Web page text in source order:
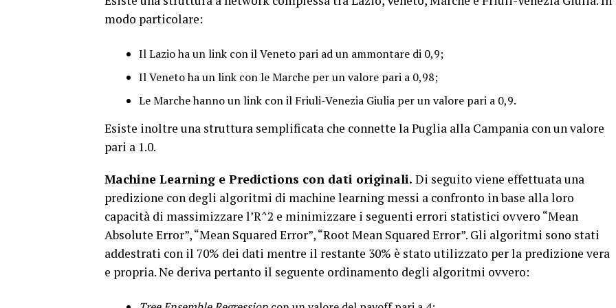
modo particolare:
Il Lazio ha un link con il Veneto pari ad un ammontare di 0,9;
Il Veneto ha un link con le Marche per un valore pari a 0,98;
Le Marche hanno un link con il Friuli-Venezia Giulia per un valore pari a 0,9.
Esiste inoltre una struttura semplificata che connette la Puglia alla Campania con un valore
pari a 1.0.
Machine Learning e Predictions con dati originali. Di seguito viene effettuata una
predizione con degli algoritmi di machine learning messi a confronto in base alla loro
capacità di massimizzare l’R^2 e minimizzare i seguenti errori statistici ovvero “Mean
Absolute Error”, “Mean Squared Error”, “Root Mean Squared Error”. Gli algoritmi sono stati
addestrati con il 70% dei dati mentre il restante 30% è stato utilizzato per la predizione vera
e propria. Ne deriva pertanto il seguente ordinamento degli algoritmi ovvero: